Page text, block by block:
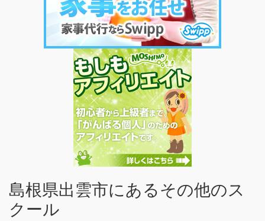
島根県出雲市にあるその他のス
クール